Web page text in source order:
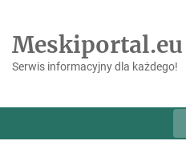
the
content
Meskiportal.eu
Serwis informacyjny dla każdego!